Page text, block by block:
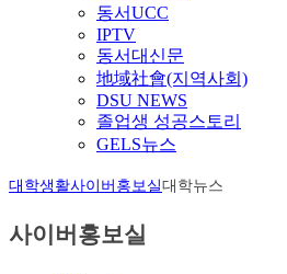
동서UCC
IPTV
동서대신문
地域社會(지역사회)
DSU NEWS
졸업생 성공스토리
GELS뉴스
대학생활사이버홍보실대학뉴스
사이버홍보실